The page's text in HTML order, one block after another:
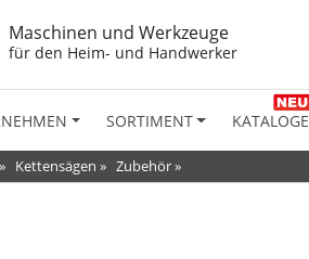
Maschinen und Werkzeuge
für den Heim- und Handwerker
SORTIMENT KATALOGE
» Kettensägen » Zubehör»